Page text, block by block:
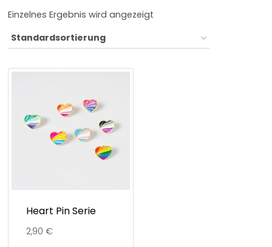
Einzelnes Ergebnis wird angezeigt
Heart Pin Serie
2,90 €